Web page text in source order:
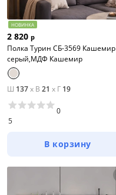
НОВИНКА
2 820 р
Полка Турин СБ-3569 Кашемир
серый,МДФ Кашемир
Ш 137x В 21 x Г 19
5
0
В корзину